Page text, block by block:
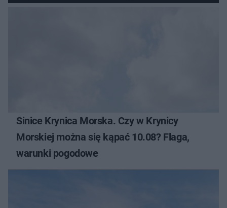
Sinice Krynica Morska. Czy w Krynicy
Morskiej można się kąpać 10.08? Flaga,
warunki pogodowe